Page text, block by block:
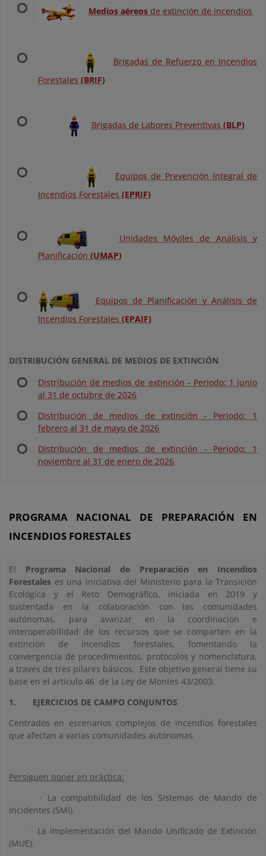
Medios aéreos de extinción de incendios
Brigadas de Refuerzo en Incendios
Forestales (BRIF)
Brigadas de Labores Preventivas (BLP)
Equipos de Prevención Integral de
Incendios Forestales (EPRIF)
Unidades Móviles de Análisis y
Planificación (UMAP)
Equipos de Planificación y Análisis de
Incendios Forestales (EPAIF)
DISTRIBUCIÓN GENERAL DE MEDIOS DE EXTINCIÓN
Distribución de medios de extinción - Periodo: 1 junio
al 31 de octubre de 2026
Distribución de medios de extinción - Periodo: 1
febrero al 31 de mayo de 2026
Distribución de medios de extinción - Periodo: 1
noviembre al 31 de enero de 2026
PROGRAMA NACIONAL DE PREPARACIÓN EN
INCENDIOS FORESTALES
El Programa Nacional de Preparación en Incendios
Forestales es una iniciativa del Ministerio para la Transición
Ecológica y el Reto Demográfico, iniciada en 2019 y
sustentada en la colaboración con las comunidades
autónomas, para avanzar en la coordinación e
interoperabilidad de los recursos que se comparten en la
extinción de incendios forestales, fomentando la
convergencia de procedimientos, protocolos y nomenclatura,
a través de tres pilares básicos. Este objetivo general tiene su
base en el artículo 46 de la Ley de Montes 43/2003.
1. EJERCICIOS DE CAMPO CONJUNTOS
Centrados en escenarios complejos de incendios forestales
que afectan a varias comunidades autónomas.
Persiguen poner en práctica:
· La compatibilidad de los Sistemas de Mando de
Incidentes (SMI).
· La implementación del Mando Unificado de Extinción
(MUE).